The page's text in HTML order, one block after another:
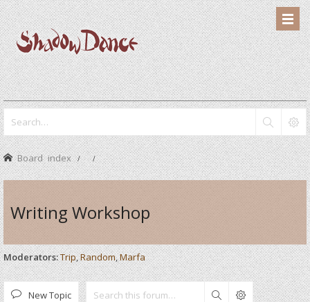
Board index
Writing Workshop
Moderators:Trip,Random,Marfa
New Topic Search